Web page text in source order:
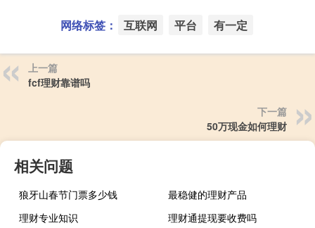
网络标签： 互联网 平台 有一定
上一篇
fcf理财靠谱吗
下一篇
50万现金如何理财
相关问题
狼牙山春节门票多少钱
最稳健的理财产品
理财专业知识
理财通提现要收费吗